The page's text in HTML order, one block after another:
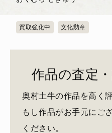
買取強化中 文化勲章
作品の査定
奥村土牛の作品を高く
もし作品がお手元にご
ください。